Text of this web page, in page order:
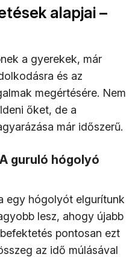
alapjai –
a gyerekek, már
és az
megértésére. Nem
őket, de a
már időszerű.
guruló hógolyó
egy hógolyót elgurítunk
lesz, ahogy újabb
pontosan ezt
az idő múlásával